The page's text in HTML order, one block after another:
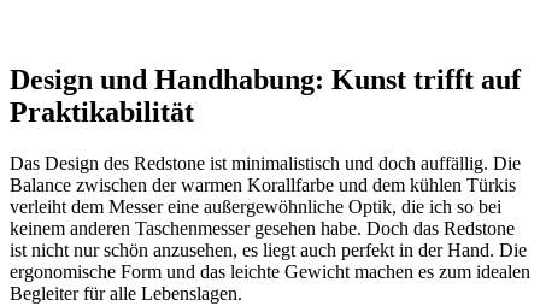
Design und Handhabung: Kunst trifft auf
Praktikabilität
Das Design des Redstone ist minimalistisch und doch auffällig. Die
Balance zwischen der warmen Korallfarbe und dem kühlen Türkis
verleiht dem Messer eine außergewöhnliche Optik, die ich so bei
keinem anderen Taschenmesser gesehen habe. Doch das Redstone
ist nicht nur schön anzusehen, es liegt auch perfekt in der Hand. Die
ergonomische Form und das leichte Gewicht machen es zum idealen
Begleiter für alle Lebenslagen.